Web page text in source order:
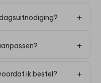
ik bestel?